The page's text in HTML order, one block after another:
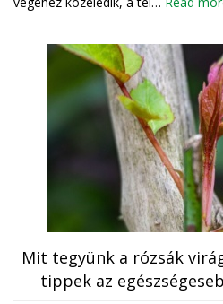
Mit tegyünk a rózsák
tippek az